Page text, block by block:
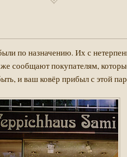
по назначению. Их с
сообщают покупателям,
и ваш ковёр прибыл с этой